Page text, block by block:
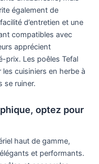
également de
d’entretien et une
compatibles avec
apprécient
prix. Les poêles Tefal
cuisiniers en herbe à
se ruiner.
optez pour
haut de gamme,
et performants.